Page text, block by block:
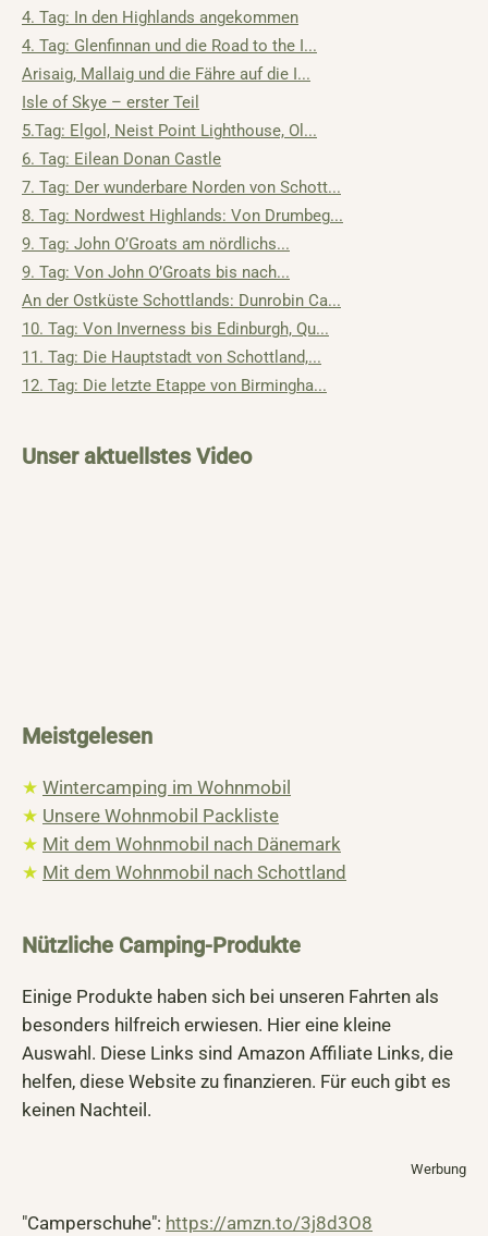
4. Tag: In den Highlands angekommen
4. Tag: Glenfinnan und die Road to the I...
Arisaig, Mallaig und die Fähre auf die I...
Isle of Skye – erster Teil
5.Tag: Elgol, Neist Point Lighthouse, Ol...
6. Tag: Eilean Donan Castle
7. Tag: Der wunderbare Norden von Schott...
8. Tag: Nordwest Highlands: Von Drumbeg...
9. Tag: John O’Groats am nördlichs...
9. Tag: Von John O’Groats bis nach...
An der Ostküste Schottlands: Dunrobin Ca...
10. Tag: Von Inverness bis Edinburgh, Qu...
11. Tag: Die Hauptstadt von Schottland,...
12. Tag: Die letzte Etappe von Birmingha...
Unser aktuellstes Video
Meistgelesen
★ Wintercamping im Wohnmobil
★ Unsere Wohnmobil Packliste
★ Mit dem Wohnmobil nach Dänemark
★ Mit dem Wohnmobil nach Schottland
Nützliche Camping-Produkte
Einige Produkte haben sich bei unseren Fahrten als
besonders hilfreich erwiesen. Hier eine kleine
Auswahl. Diese Links sind Amazon Affiliate Links, die
helfen, diese Website zu finanzieren. Für euch gibt es
keinen Nachteil.
Werbung
"Camperschuhe": https://amzn.to/3j8d3O8